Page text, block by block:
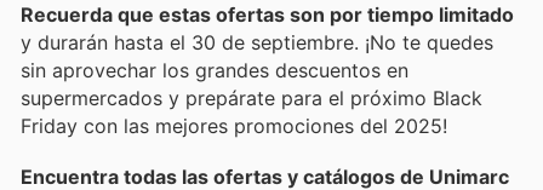
Recuerda que estas ofertas son por tiempo limitado
y durarán hasta el 30 de septiembre. ¡No te quedes
sin aprovechar los grandes descuentos en
supermercados y prepárate para el próximo Black
Friday con las mejores promociones del 2025!
Encuentra todas las ofertas y catálogos de Unimarc